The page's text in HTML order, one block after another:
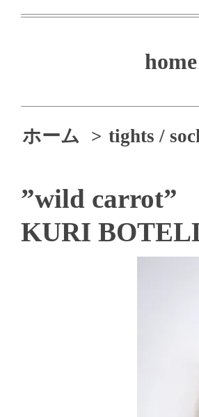
home
ホーム > tights /
”wild carrot”
KURI